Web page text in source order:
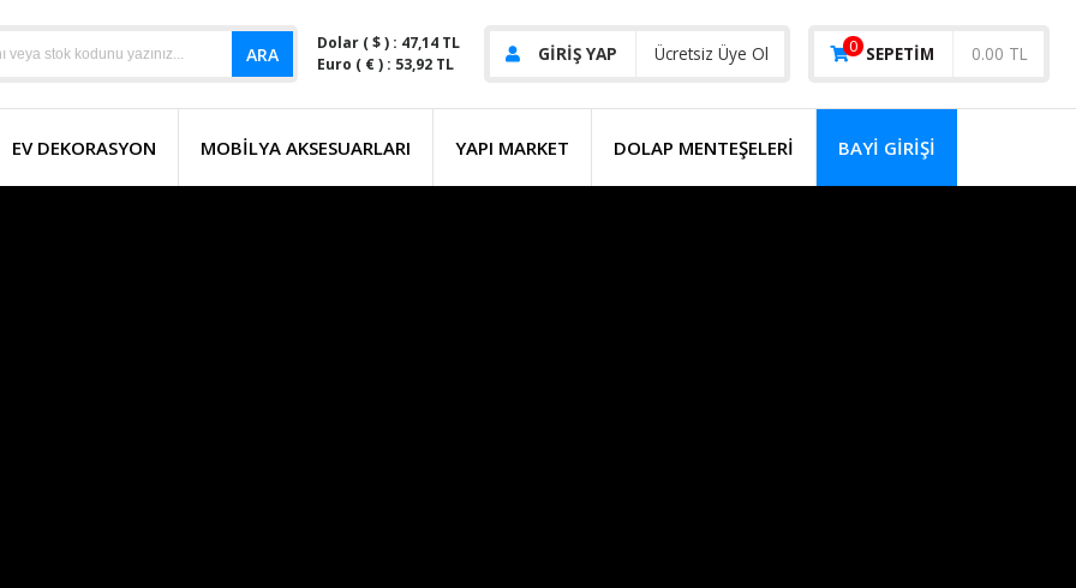
ARA
Dolar ( $ ) : 47,14 TL
Euro ( € ) : 53,92 TL
GIRIŞ YAP Ücretsiz Üye Ol 0 SEPETIM 0.00 TL
EV DEKORASYON MOBILYA AKSESUARLARI YAPI MARKET DOLAP MENTEŞELERİ BAYI GIRIŞI